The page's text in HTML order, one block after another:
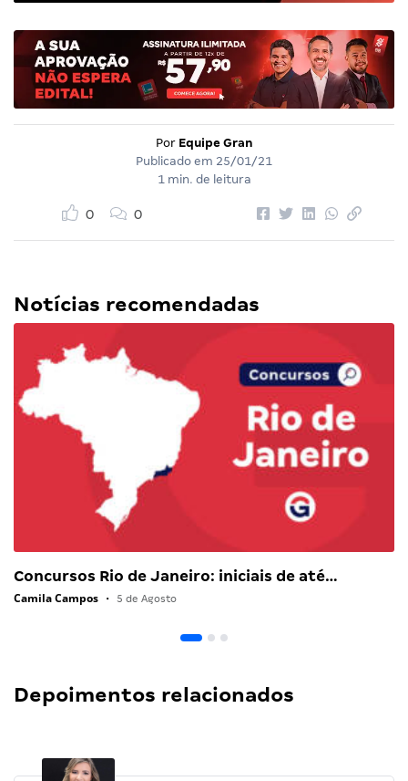
Por Equipe Gran
Publicado em 25/01/21
1 min. de leitura
0 0
Notícias recomendadas
Concursos Rio de Janeiro: iniciais de até…
Camila Campos • 5 de Agosto
Depoimentos relacionados